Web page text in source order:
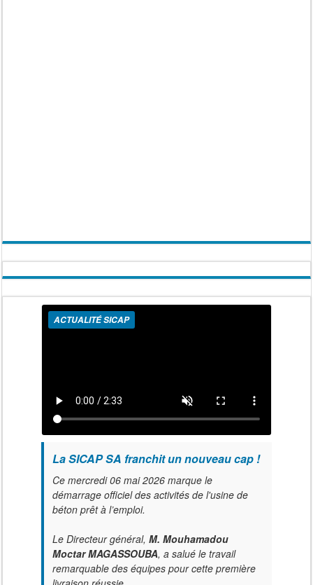
ACTUALITÉ SICAP
La SICAP SA franchit un nouveau cap !
Ce mercredi 06 mai 2026 marque le
démarrage officiel des activités de l'usine de
béton prêt à l’emploi.
Le Directeur général, M. Mouhamadou
Moctar MAGASSOUBA, a salué le travail
remarquable des équipes pour cette première